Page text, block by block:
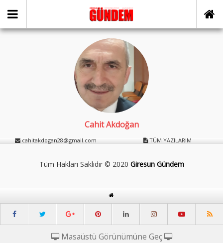
Cahit Akdoğan
cahitakdogan28@gmail.com TÜM YAZILARIM
Tüm Hakları Saklıdır © 2020 Giresun Gündem
Masaüstü Görünümüne Geç